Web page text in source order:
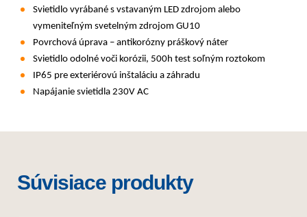
Svietidlo vyrábané s vstavaným LED zdrojom alebo
vymeniteľným svetelným zdrojom GU10
Povrchová úprava – antikorózny práškový náter
Svietidlo odolné voči korózii, 500h test soľným roztokom
IP65 pre exteriérovú inštaláciu a záhradu
Napájanie svietidla 230V AC
Súvisiace produkty